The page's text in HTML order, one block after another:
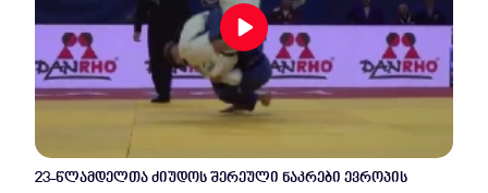
23-წლამდელთა ძიუდოს შერეული ნაკრები ევროპის